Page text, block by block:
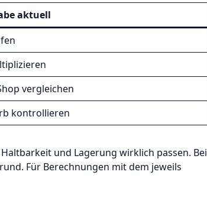
aktuell
vergleichen
kontrollieren
und Lagerung wirklich passen. Bei
Für Berechnungen mit dem jeweils